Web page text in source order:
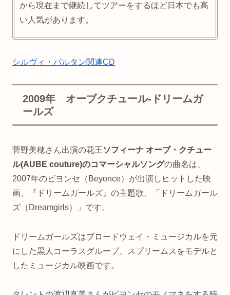
から現在まで継続してツアーをするほど日本でも高
い人気があります。
シルヴィ・バルタン関連CD
2009年 オーブクチュール-ドリームガ
ールズ
菅野美穂さん出演の花王ソフィーナ オーブ・クチュー
ル(AUBE couture)のコマーシャルソングの曲名は、
2007年のビヨンセ（Beyonce）が出演しヒットした映
画、『ドリームガールズ』の主題歌、「ドリームガール
ズ（Dreamgirls）」です。
ドリームガールズはブロードウェイ・ミュージカルを元
にした黒人コーラスグループ、スプリームスをモデルと
したミュージカル映画です。